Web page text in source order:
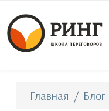
Главная Блог